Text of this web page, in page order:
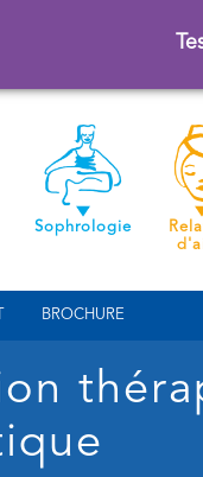
Sophrologie
BROCHURE